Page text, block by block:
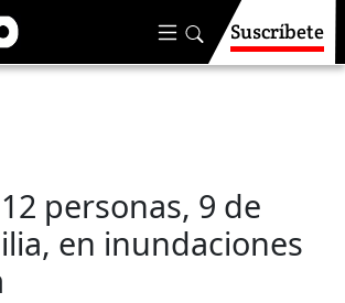
Suscríbete
personas, 9 de
en inundaciones